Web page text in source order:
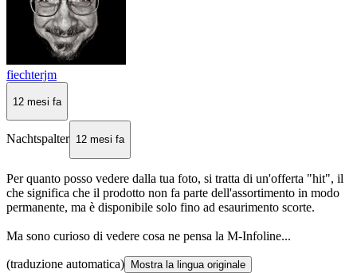
fiechterjm
12 mesi fa
Nachtspalter 12 mesi fa
Per quanto posso vedere dalla tua foto, si tratta di un'offerta "hit", il
che significa che il prodotto non fa parte dell'assortimento in modo
permanente, ma è disponibile solo fino ad esaurimento scorte.
Ma sono curioso di vedere cosa ne pensa la M-Infoline...
(traduzione automatica) Mostra la lingua originale